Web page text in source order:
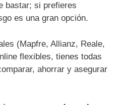
bastar; si prefieres
es una gran opción.
(Mapfre, Allianz, Reale,
flexibles, tienes todas
ahorrar y asegurar